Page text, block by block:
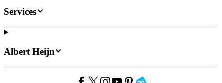
Services
Albert Heijn